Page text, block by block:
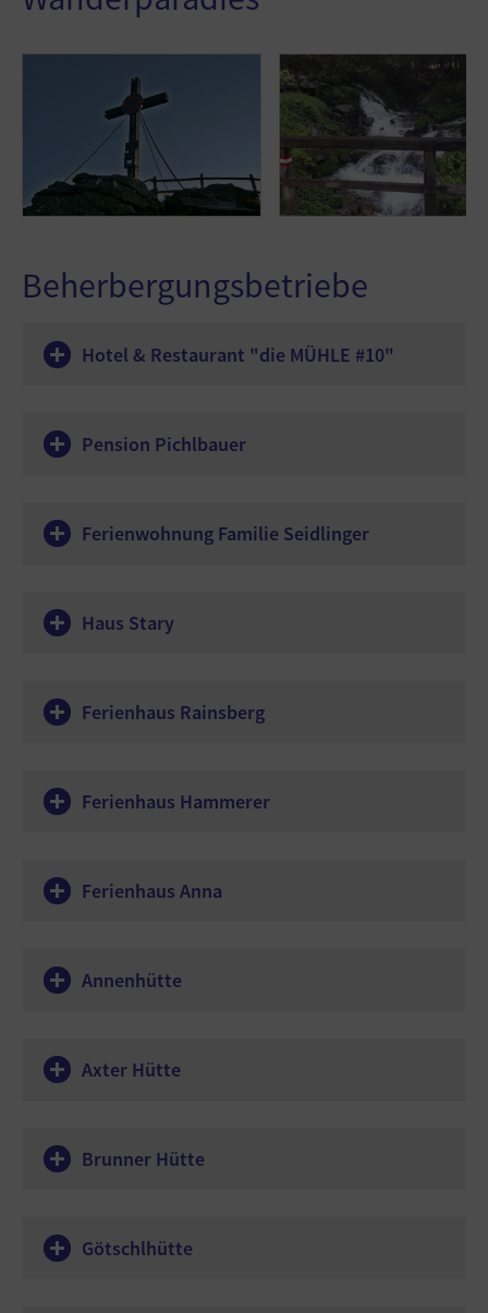
Beherbergungsbetriebe
Hotel & Restaurant "die MÜHLE #10"
Pension Pichlbauer
Ferienwohnung Familie Seidlinger
Haus Stary
Ferienhaus Rainsberg
Ferienhaus Hammerer
Ferienhaus Anna
Annenhütte
Axter Hütte
Brunner Hütte
Götschlhütte